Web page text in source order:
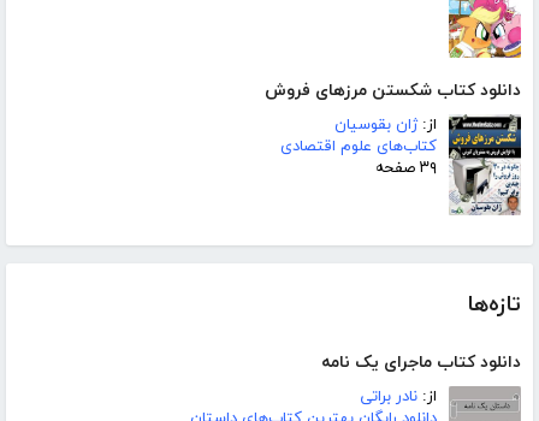
دانلود کتاب شکستن مرزهای فروش
از:ژان بقوسیان
کتاب‌های علوم اقتصادی
۳۹ صفحه
تازه‌ها
دانلود کتاب ماجرای یک نامه
از: نادر براتی